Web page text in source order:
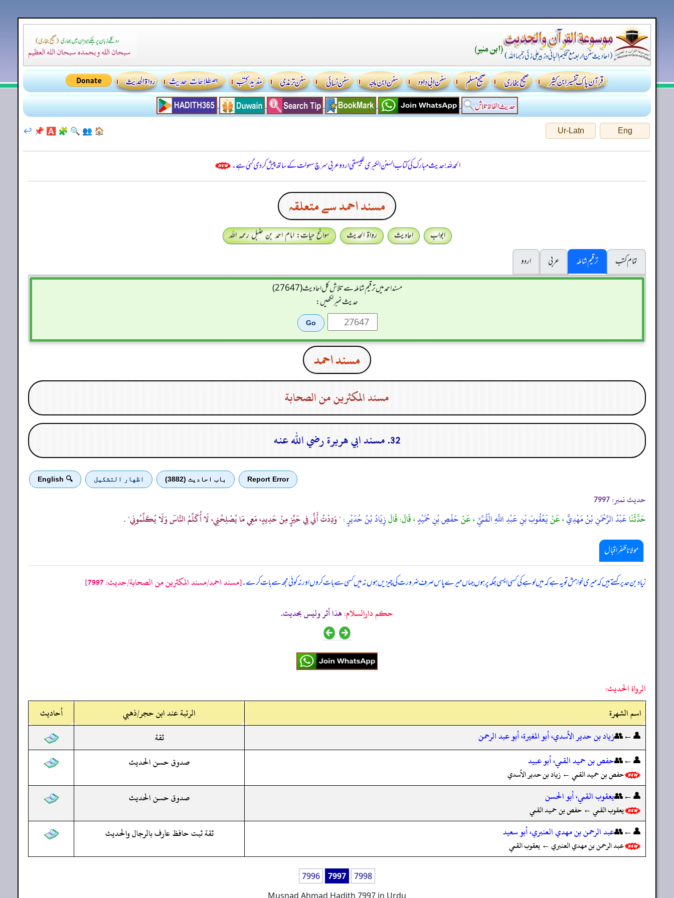
Eng
Ur-Latn
🏠
👥
🔍
🧩
🅰️
📌
↩️
الحمدللہ! حدیث مبارک کی کتاب السنن الكبرى للبيهقي اردو عربی سرچ سہولت کے ساتھ پیش کر دی گئی ہے۔
مسند احمد سے متعلقہ
ابواب احادیث رواۃ الحدیث
سوانح حیات: امام احمد بن حنبل رحمہ اللہ
تمام کتب
ترقیم شاملہ عربی
اردو
مسند احمد میں ترقیم شاملہ سے تلاش کل احادیث (27647)
حدیث نمبر لکھیں:
مسند احمد
مسند المكثرين من الصحابة
32. مسند ابي هريرة رضي الله عنه
Report Error باب احادیث (3882) اظهار التشكيل 🔍 English
حدیث نمبر: 7997
حَدَّثَنَاعَبْدُ الرَّحْمَنِ بْنُ مَهْدِيٍّ، عَنْيَعْقُوبَ بْنِ عَبْدِ اللَّهِ الْقُمِّيِّ، عَنْحَفْصِ بْنِ حُمَيْدٍ، قَالَ: قَالَزِيَادُ بْنُ حُدَيْرٍ:" وَدِدْتُ أَنِّي فِي حَيِّزٍ مِنْ حَدِيدٍ، مَعِي مَا يُصْلِحُنِي، لَا أُكَلِّمُ النَّاسَ وَلَا يُكَلِّمُونِي".
مولانا ظفر اقبال
زیاد بن حدیر کہتے ہیں کہ میری خواہش تو یہ ہے کہ میں لوہے کی کسی ایسی جگہ پر ہوں جہاں میرے پاس صرف ضرورت کی چیزیں ہوں نہ میں کسی سے بات کروں اور نہ کوئی مجھ سے بات کرے۔[مسند احمد/مسند المكثرين من الصحابة/حدیث: 7997]
حکم دارالسلام:هذا أثر وليس بحديث.
الرواة الحديث:
اسم الشهرة
الرتبة عند ابن حجر/ذهبي
أحاديث
👤←👥زياد بن حدير الأسدي، أبو المغيرة، أبو عبد الرحمن
ثقة
👤←👥حفص بن حميد القمي، أبو عبيد
حفص بن حميد القمي ← زياد بن حدير الأسدي
صدوق حسن الحديث
👤←👥يعقوب القمي، أبو الحسن
يعقوب القمي ← حفص بن حميد القمي
صدوق حسن الحديث
👤←👥عبد الرحمن بن مهدي العنبري، أبو سعيد
عبد الرحمن بن مهدي العنبري ← يعقوب القمي
ثقة ثبت حافظ عارف بالرجال والحديث
7996 7997
7998
Musnad Ahmad Hadith 7997 in Urdu